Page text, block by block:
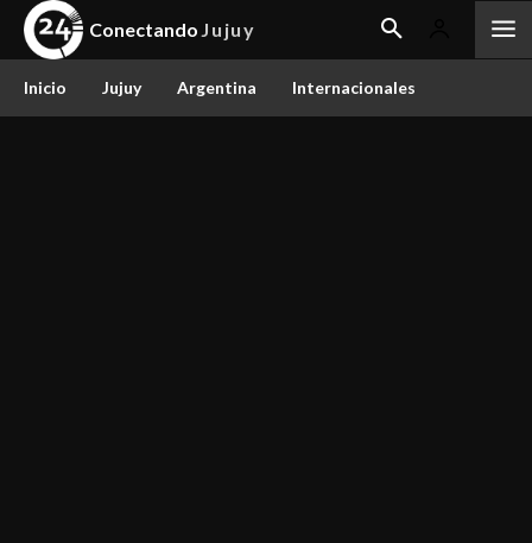
Conectando Jujuy
Inicio Jujuy Argentina Internacionales